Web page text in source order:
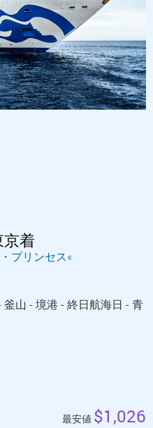
着
プリンセス«
山 - 境港 - 終日航海日 - 青
最安値 $1,026